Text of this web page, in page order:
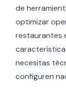
de
optimizar
restaurantes
necesitas
configuren